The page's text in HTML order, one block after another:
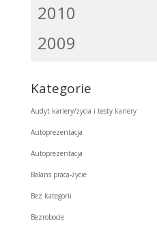
2010
2009
Kategorie
Audyt kariery/życia i testy kariery
Autoprezentacja
Autoprezentacja
Balans praca-życie
Bez kategorii
Bezrobocie